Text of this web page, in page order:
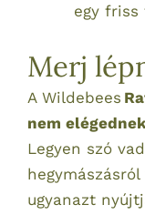
egy friss
Merj
A Wildebees
nem
Legyen szó
ugyanazt